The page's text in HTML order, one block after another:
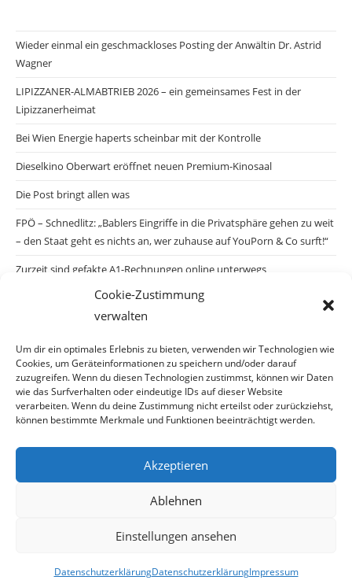
Cookie-Zustimmung
verwalten
Um dir ein optimales Erlebnis zu bieten, verwenden wir Technologien wie
Cookies, um Geräteinformationen zu speichern und/oder darauf
zuzugreifen. Wenn du diesen Technologien zustimmst, können wir Daten
wie das Surfverhalten oder eindeutige IDs auf dieser Website
verarbeiten. Wenn du deine Zustimmung nicht erteilst oder zurückziehst,
können bestimmte Merkmale und Funktionen beeinträchtigt werden.
Akzeptieren
Ablehnen
Einstellungen ansehen
DatenschutzerklärungDatenschutzerklärungImpressum
Wieder einmal ein geschmackloses Posting der Anwältin Dr. Astrid
Wagner
LIPIZZANER-ALMABTRIEB 2026 – ein gemeinsames Fest in der
Lipizzanerheimat
Bei Wien Energie haperts scheinbar mit der Kontrolle
Dieselkino Oberwart eröffnet neuen Premium-Kinosaal
Die Post bringt allen was
FPÖ – Schnedlitz: „Bablers Eingriffe in die Privatsphäre gehen zu weit
– den Staat geht es nichts an, wer zuhause auf YouPorn & Co surft!“
Zurzeit sind gefakte A1-Rechnungen online unterwegs
Salzburgs Juden und ihre Sicherheit: „Erst nach einem Anschlag wäre
die Gefahr endlich konkret!“
Biologisches Wunder in Ceuta
Ein vermeintliches Abschiebemärchen
Archiv
© Copyright 2026 · Auch Ihre Information ist uns wichtig! Haben Sie eine
erstaunliche Story: Mailen Sie uns Bitte